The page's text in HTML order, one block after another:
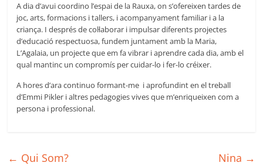
A dia d’avui coordino l’espai de la Rauxa, on s’ofereixen tardes de
joc, arts, formacions i tallers, i acompanyament familiar i a la
criança. I després de col·laborar i impulsar diferents projectes
d’educació respectuosa, fundem juntament amb la Maria,
L’Agalaia, un projecte que em fa vibrar i aprendre cada dia, amb el
qual mantinc un compromís per cuidar-lo i fer-lo créixer.
A hores d’ara continuo formant-me i aprofundint en el treball
d’Emmi Pikler i altres pedagogies vives que m’enriqueixen com a
persona i professional.
← Qui Som? Nina →